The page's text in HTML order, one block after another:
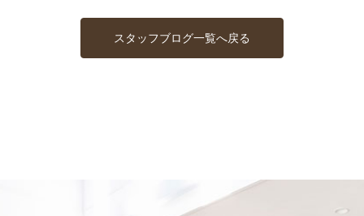
スタッフブログ一覧へ戻る